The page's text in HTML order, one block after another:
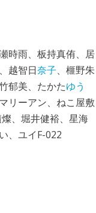
時雨、板持真侑、居
越智日奈子、榧野朱
郁美、たかたゆう
リーアン、ねこ屋敷
、堀井健裕、星海
、ユイF-022